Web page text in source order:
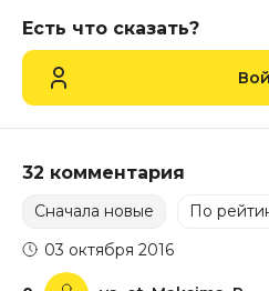
Есть что сказать?
32 комментария
Сначала новые По
03 октября 2016